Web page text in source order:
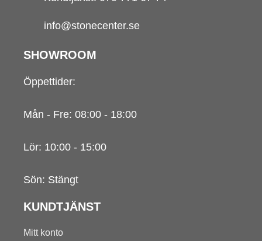
info@stonecenter.se
SHOWROOM
Öppettider:
Mån - Fre: 08:00 - 18:00
Lör: 10:00 - 15:00
Sön: Stängt
KUNDTJÄNST
Mitt konto